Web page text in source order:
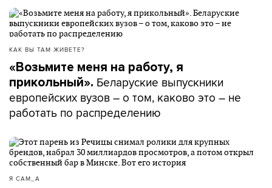
КАК ВЫ ТАМ ЖИВЕТЕ?
«Возьмите меня на работу, я
прикольный». Беларуские выпускники
европейских вузов – о том, каково это – не
работать по распределению
Я САМ_А